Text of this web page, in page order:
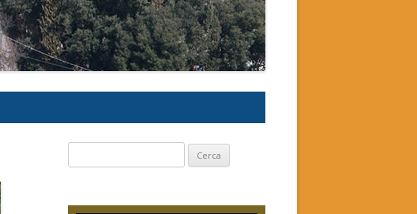
per: